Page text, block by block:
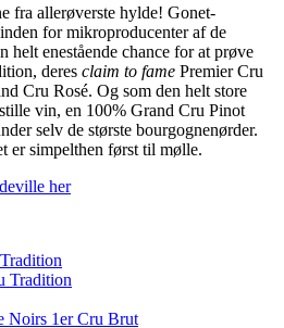
fra allerøverste hylde! Gonet-
for mikroproducenter af de
helt enestående chance for at prøve
deres claim to fame Premier Cru
Cru Rosé. Og som den helt store
vin, en 100% Grand Cru Pinot
selv de største bourgognenørder.
er simpelthen først til mølle.
her
Tradition